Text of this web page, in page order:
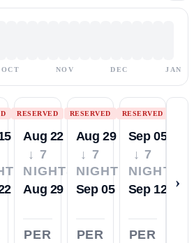
OCT NOV DEC JAN
RESERVED
Aug 22
↓ 7
NIGHTS
Aug 29
PER
RESERVED
Aug 29
↓ 7
NIGHTS
Sep 05
PER
RESERVED
Sep 05
↓ 7
NIGHTS
Sep 12
PER
›